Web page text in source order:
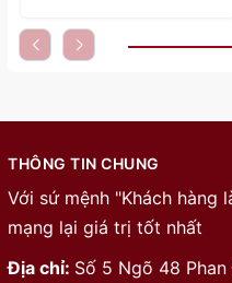
THÔNG TIN CHUNG
Với sứ mệnh "Khách hàng
mạng lại giá trị tốt nhất
Địa chỉ: Số 5 Ngõ 48